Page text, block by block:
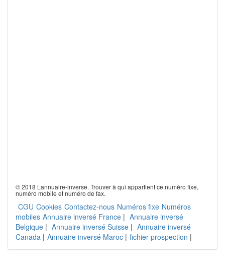
© 2018 Lannuaire-inverse. Trouver à qui appartient ce numéro fixe,
numéro mobile et numéro de fax.
CGU Cookies Contactez-nous Numéros fixe Numéros
mobiles Annuaire inversé France | Annuaire inversé
Belgique | Annuaire inversé Suisse | Annuaire inversé
Canada | Annuaire inversé Maroc | fichier prospection |